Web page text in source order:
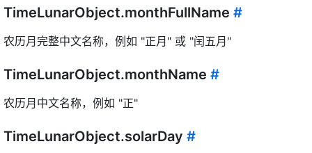
TimeLunarObject.monthFullName #
农历月完整中文名称，例如 "正月" 或 "闰五月"
TimeLunarObject.monthName #
农历月中文名称，例如 "正"
TimeLunarObject.solarDay #